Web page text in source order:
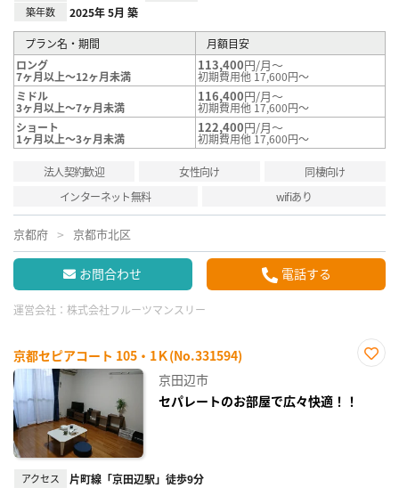
築年数 2025年 5月 築
プラン名・期間
月額目安
ロング
7ヶ月以上～12ヶ月未満
113,400円/月～
初期費用他 17,600円～
ミドル
3ヶ月以上～7ヶ月未満
116,400円/月～
初期費用他 17,600円～
ショート
1ヶ月以上～3ヶ月未満
122,400円/月～
初期費用他 17,600円～
法人契約歓迎 女性向け
同棲向け
インターネット無料
wifiあり
京都府 京都市北区
お問合わせ 電話する
運営会社： 株式会社フルーツマンスリー
京都セピアコート 105・1Ｋ(No.331594)
京田辺市
セパレートのお部屋で広々快適！！
アクセス 片町線「京田辺駅」徒歩9分